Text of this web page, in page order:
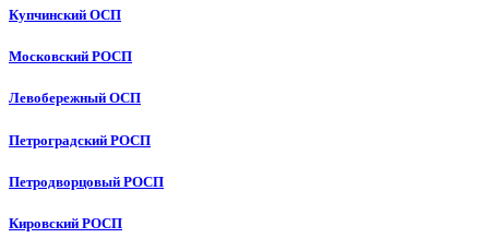
Купчинский ОСП
Московский РОСП
Левобережный ОСП
Петроградский РОСП
Петродворцовый РОСП
Кировский РОСП